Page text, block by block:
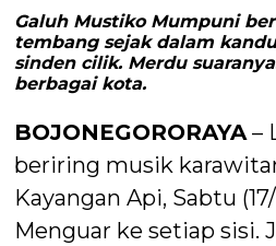
Galuh Mustiko Mumpuni
tembang sejak dalam
sinden cilik. Merdu
berbagai kota.
BOJONEGORORAYA–
beriring musik
Kayangan Api, Sabtu
Menguar ke setiap sisi.